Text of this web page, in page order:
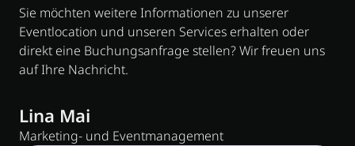
Sie möchten weitere Informationen zu unserer
Eventlocation und unseren Services erhalten oder
direkt eine Buchungsanfrage stellen? Wir freuen uns
auf Ihre Nachricht.
Lina Mai
Marketing- und Eventmanagement